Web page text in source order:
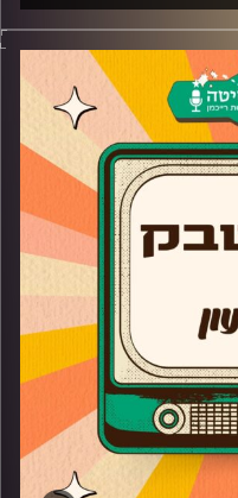
צח שמעון מביא לכם מוזיקה נוסטלגית משנות ה-90, שנות
ואפילו הפסטיגלים
וחוויות נעורים
טובים שיצאו, מזמזים את
אז הגיע הזמן לספיישל
Randy